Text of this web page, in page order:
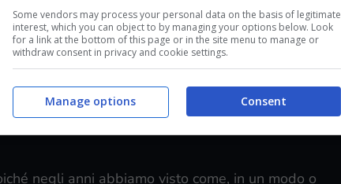
di sano allenamento, sessioni di Arcade Quest
d’occhio!) al cui confronto l’eterna lotta
tra bambini,Tekken 8 è tornato in splendida
negli anni abbiamo visto come, in un modo o
Some vendors may process your personal data on the basis of legitimate
interest, which you can object to by managing your options below. Look
for a link at the bottom of this page or in the site menu to manage or
withdraw consent in privacy and cookie settings.
Consent
Manage options